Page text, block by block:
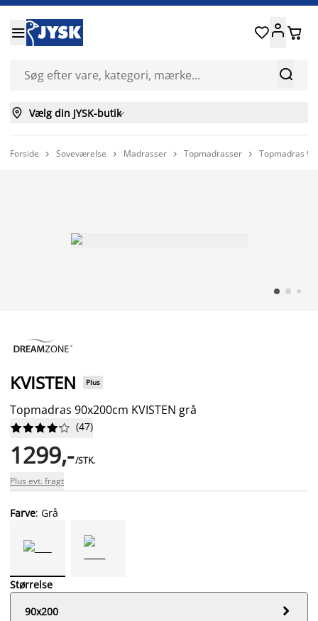


 
 Vælg din JYSK-butik
Forside  Soveværelse  Madrasser  Topmadrasser  Topmadras
KVISTEN Plus
Topmadras 90x200cm KVISTEN grå





 (47)
1299,-/STK.
Plus evt. fragt
Farve: Grå
Størrelse
90x200
